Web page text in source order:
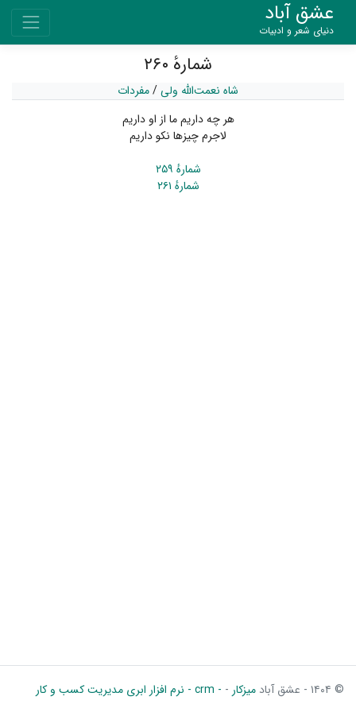
عشق آباد
دنیای شعر و ادبیات
شمارهٔ ۲۶۰
شاه نعمت‌الله ولی/مفردات
هر چه داریم ما از او داریم
لاجرم چیزها نکو داریم
شمارهٔ ۲۵۹
شمارهٔ ۲۶۱
© ۱۴۰۴ - عشق آباد میزکار - - crm - نرم افزار ابری مدیریت کسب و کار